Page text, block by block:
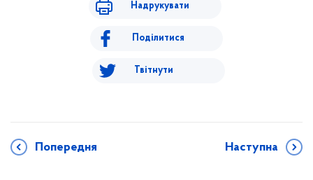
Надрукувати
Поділитися
Твітнути
Попередня Наступна